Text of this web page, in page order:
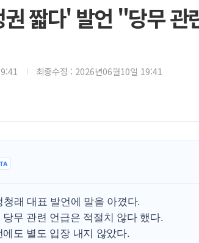
짧다' 발언 "당무 관
최종수정 : 2026년06월10일 19:41
청래 대표 발언에 말을 아꼈다.
무 관련 언급은 적절치 않다 했다.
에도 별도 입장 내지 않았다.